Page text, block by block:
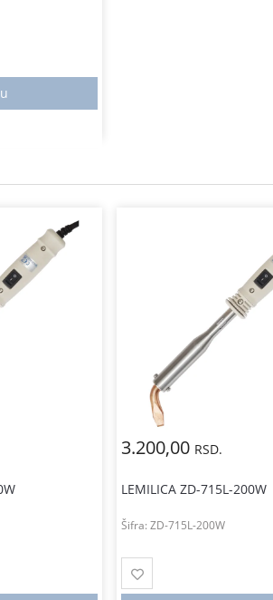
3.200,00 RSD.
LEMILICA ZD-715L-200W
Šifra:ZD-715L-200W